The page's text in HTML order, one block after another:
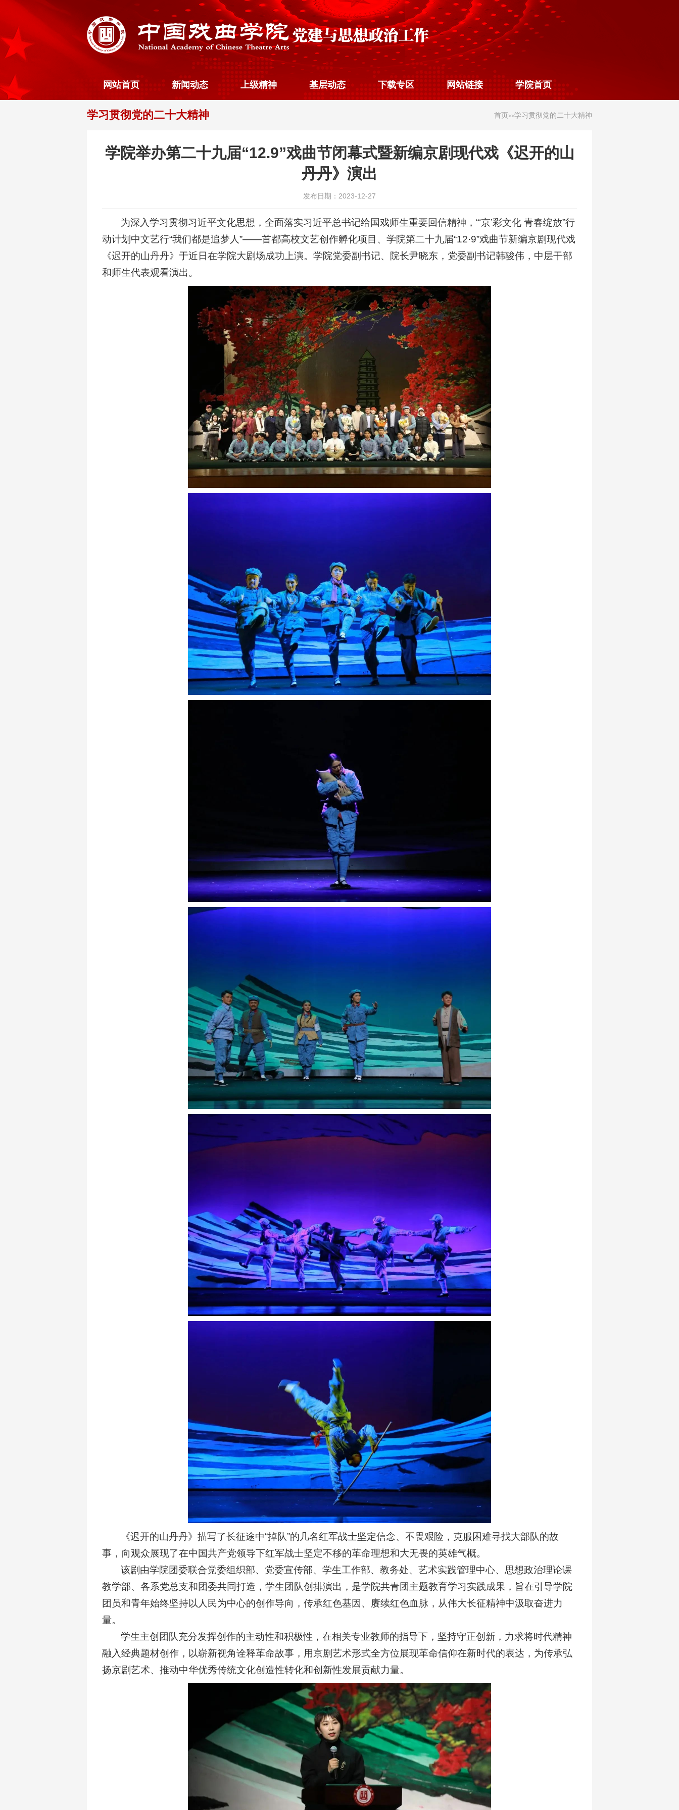
网站首页 新闻动态 上级精神 基层动态 下载专区 网站链接 学院首页
学习贯彻党的二十大精神 首页>>学习贯彻党的二十大精神
学院举办第二十九届“12.9”戏曲节闭幕式暨新编京剧现代戏《迟开的山
丹丹》演出
发布日期：2023-12-27
为深入学习贯彻习近平文化思想，全面落实习近平总书记给国戏师生重要回信精神，“‘京’彩文化 青春绽放”行
动计划中文艺行“我们都是追梦人”——首都高校文艺创作孵化项目、学院第二十九届“12·9”戏曲节新编京剧现代戏
《迟开的山丹丹》于近日在学院大剧场成功上演。学院党委副书记、院长尹晓东，党委副书记韩骏伟，中层干部
和师生代表观看演出。
《迟开的山丹丹》描写了长征途中“掉队”的几名红军战士坚定信念、不畏艰险，克服困难寻找大部队的故
事，向观众展现了在中国共产党领导下红军战士坚定不移的革命理想和大无畏的英雄气概。
该剧由学院团委联合党委组织部、党委宣传部、学生工作部、教务处、艺术实践管理中心、思想政治理论课
教学部、各系党总支和团委共同打造，学生团队创排演出，是学院共青团主题教育学习实践成果，旨在引导学院
团员和青年始终坚持以人民为中心的创作导向，传承红色基因、赓续红色血脉，从伟大长征精神中汲取奋进力
量。
学生主创团队充分发挥创作的主动性和积极性，在相关专业教师的指导下，坚持守正创新，力求将时代精神
融入经典题材创作，以崭新视角诠释革命故事，用京剧艺术形式全方位展现革命信仰在新时代的表达，为传承弘
扬京剧艺术、推动中华优秀传统文化创造性转化和创新性发展贡献力量。